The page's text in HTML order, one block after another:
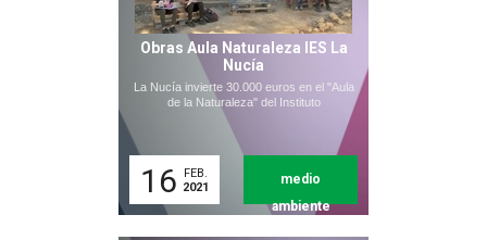
Obras Aula Naturaleza IES La
Nucía
La Nucía invierte 30.000 euros en el "Aula
de la Naturaleza" del Instituto
16
FEB.
2021
medio
ambiente